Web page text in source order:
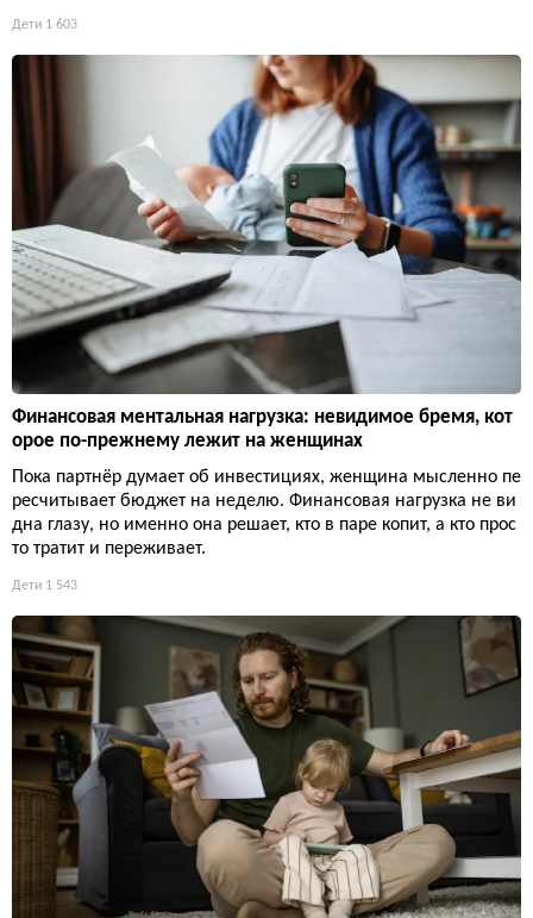
Дети 1 603
Финансовая ментальная нагрузка: невидимое бремя, кот
орое по-прежнему лежит на женщинах
Пока партнёр думает об инвестициях, женщина мысленно пе
ресчитывает бюджет на неделю. Финансовая нагрузка не ви
дна глазу, но именно она решает, кто в паре копит, а кто прос
то тратит и переживает.
Дети 1 543